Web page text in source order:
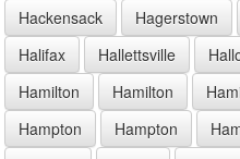
Hackensack
Hagerstown
Halifax
Hallettsville
Hamilton
Hamilton
Hampton
Hampton